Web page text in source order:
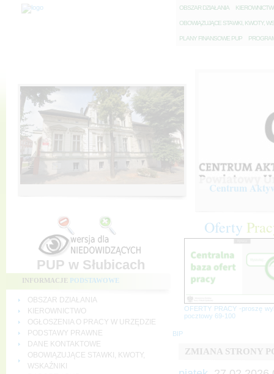
OBSZAR DZIAŁANIA K
OBOWIĄZUJĄCE STAWKI, KWOTY,
PLANY FINANSOWE PUP P
Centrum
PUP w Słubicach
INFORMACJE PODSTAWOWE
OBSZAR DZIAŁANIA
KIEROWNICTWO
OGŁOSZENIA O PRACY W URZĘDZIE
PODSTAWY PRAWNE
DANE KONTAKTOWE
OBOWIĄZUJĄCE STAWKI, KWOTY,
WSKAŹNIKI
Oferty
OFERTY PRACY -proszę
pocztowy 69-100
BIP
ZMIANA STRONY